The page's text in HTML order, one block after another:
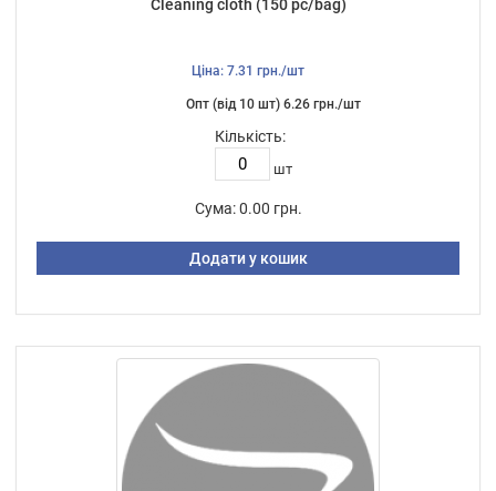
Cleaning cloth (150 pc/bag)
Ціна: 7.31 грн./шт
Опт (від 10 шт) 6.26 грн./шт
Кількість:
шт
Сума: 0.00 грн.
Додати у кошик